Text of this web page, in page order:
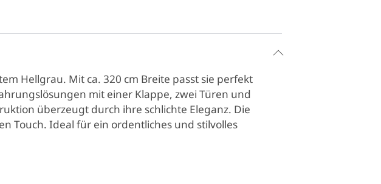
Hellgrau. Mit ca. 320 cm Breite passt sie perfekt
mit einer Klappe, zwei Türen und
überzeugt durch ihre schlichte Eleganz. Die
Touch. Ideal für ein ordentliches und stilvolles